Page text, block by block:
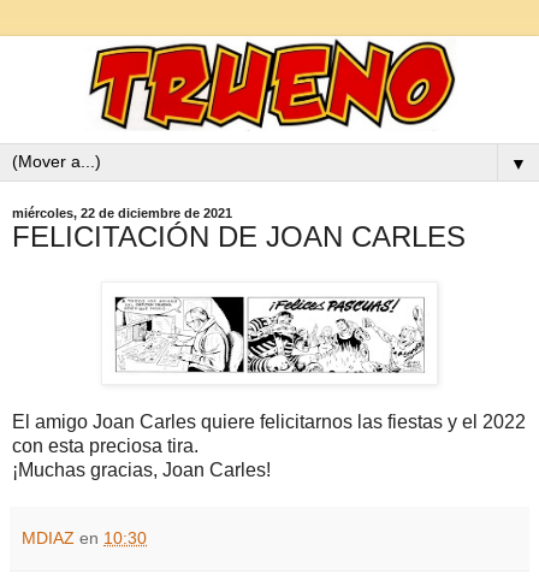
▼
miércoles, 22 de diciembre de 2021
FELICITACIÓN DE JOAN CARLES
El amigo Joan Carles quiere felicitarnos las fiestas y el 2022
con esta preciosa tira.
¡Muchas gracias, Joan Carles!
MDIAZ en 10:30